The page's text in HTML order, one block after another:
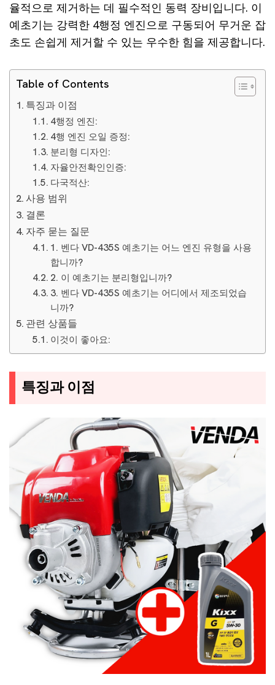
율적으로 제거하는 데 필수적인 동력 장비입니다. 이
예초기는 강력한 4행정 엔진으로 구동되어 무거운 잡
초도 손쉽게 제거할 수 있는 우수한 힘을 제공합니다.
Table of Contents
특징과 이점
4행정 엔진:
4행 엔진 오일 증정:
분리형 디자인:
자율안전확인인증:
다국적산:
사용 범위
결론
자주 묻는 질문
1. 벤다 VD-435S 예초기는 어느 엔진 유형을 사용
합니까?
2. 이 예초기는 분리형입니까?
3. 벤다 VD-435S 예초기는 어디에서 제조되었습
니까?
관련 상품들
이것이 좋아요:
특징과 이점